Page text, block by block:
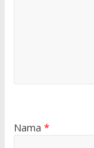
Nama *